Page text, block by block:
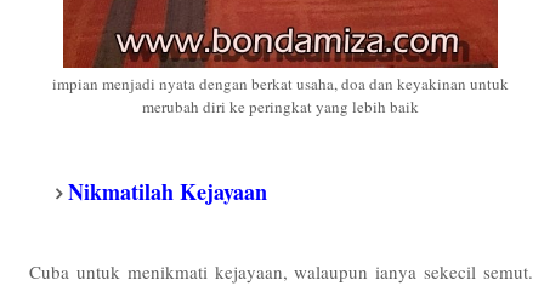
impian menjadi nyata dengan berkat usaha, doa dan keyakinan untuk
merubah diri ke peringkat yang lebih baik
Nikmatilah Kejayaan
Cuba untuk menikmati kejayaan, walaupun ianya sekecil semut.